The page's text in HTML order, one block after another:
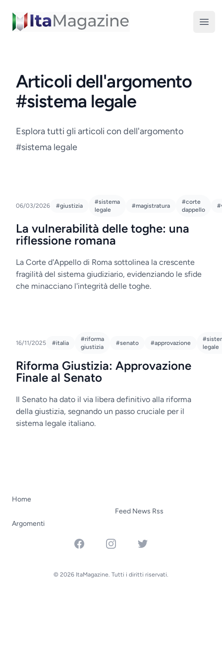
ItaMagazine
Articoli dell'argomento
#sistema legale
Esplora tutti gli articoli con dell'argomento
#sistema legale
06/03/2026 #giustizia
#sistema
legale
#magistratura
#corte
dappello
La vulnerabilità delle toghe: una
riflessione romana
La Corte d'Appello di Roma sottolinea la crescente
fragilità del sistema giudiziario, evidenziando le sfide
che minacciano l'integrità delle toghe.
16/11/2025 #italia
#riforma
giustizia
#senato #approvazione
legale
Riforma Giustizia: Approvazione
Finale al Senato
Il Senato ha dato il via libera definitivo alla riforma
della giustizia, segnando un passo cruciale per il
sistema legale italiano.
Home
Argomenti
Feed News Rss
FacebookInstagramTwitter
© 2026 ItaMagazine. Tutti i diritti riservati.